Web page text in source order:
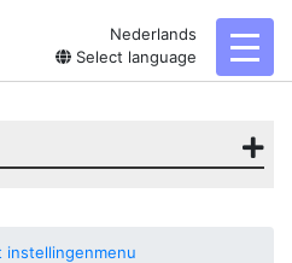
Nederlands
Select language
instellingenmenu